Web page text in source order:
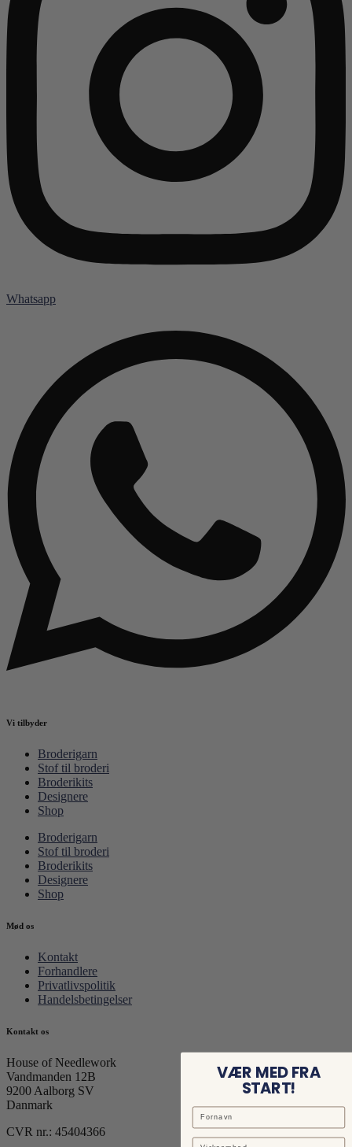
Whatsapp
Vi tilbyder
Broderigarn
Stof til broderi
Broderikits
Designere
Shop
Broderigarn
Stof til broderi
Broderikits
Designere
Shop
Mød os
Kontakt
Forhandlere
Privatlivspolitik
Handelsbetingelser
Kontakt os
House of Needlework
Vandmanden 12B
9200 Aalborg SV
Danmark
CVR nr.: 45404366
VÆR MED FRA
START!